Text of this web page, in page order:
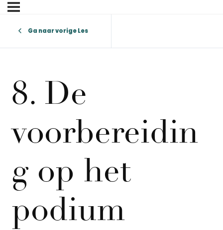
Ga naar vorige Les
8. De
voorbereidin
g op het
podium